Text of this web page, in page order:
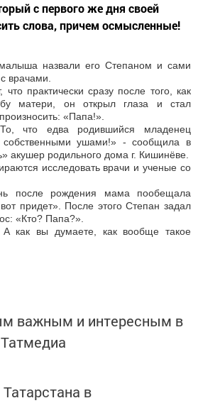
с первого же дня своей
слова, причем осмысленные!
малыша назвали его Степаном и сами
врачами.
что практически сразу после того, как
матери, он открыл глаза и стал
«Папа!».
что едва родившийся младенец
собственными ушами!» - сообщила в
акушер родильного дома г. Кишинёве.
исследовать врачи и ученые со
после рождения мама пообещала
придет». После этого Степан задал
«Кто? Папа?».
А как вы думаете, как вообще такое
важным и интересным в
Татмедиа
в